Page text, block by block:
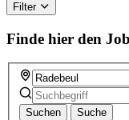
Filter
Finde hier den
Suchen Suche